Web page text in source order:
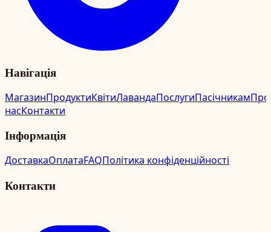
Навігація
МагазинПродуктиКвітиЛавандаПослугиПасічникамПро
насКонтакти
Інформація
ДоставкаОплатаFAQПолітика конфіденційності
Контакти